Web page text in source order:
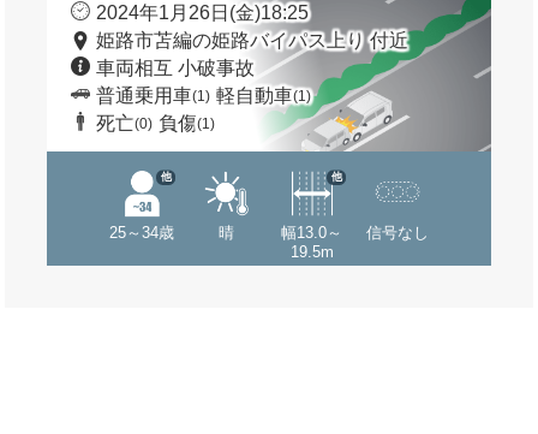
2024年1月26日(金)18:25
姫路市苫編の姫路バイパス上り 付近
車両相互 小破事故
普通乗用車(1) 軽自動車(1)
死亡(0) 負傷(1)
25～34歳
他
晴
幅13.0～
19.5m
他
信号なし